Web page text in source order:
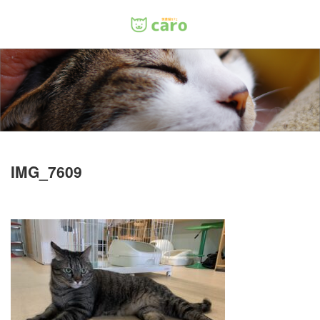
IMG_7609
Menu
ホーム
料金
里親について
お問い合わせ